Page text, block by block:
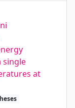
single
at